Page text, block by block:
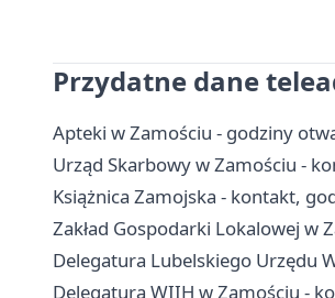
Przydatne dane
Apteki w Zamościu - godziny
Urząd Skarbowy w Zamościu -
Książnica Zamojska - kontakt,
Zakład Gospodarki Lokalowej w
Delegatura Lubelskiego Urzędu
Delegatura WIIH w Zamościu -